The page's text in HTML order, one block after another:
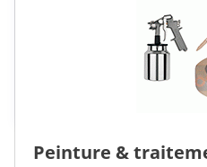
Peinture &